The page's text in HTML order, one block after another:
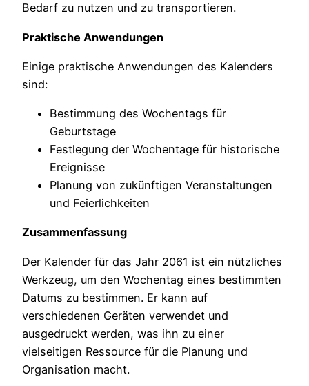
Bedarf zu nutzen und zu transportieren.
Praktische Anwendungen
Einige praktische Anwendungen des Kalenders
sind:
Bestimmung des Wochentags für
Geburtstage
Festlegung der Wochentage für historische
Ereignisse
Planung von zukünftigen Veranstaltungen
und Feierlichkeiten
Zusammenfassung
Der Kalender für das Jahr 2061 ist ein nützliches
Werkzeug, um den Wochentag eines bestimmten
Datums zu bestimmen. Er kann auf
verschiedenen Geräten verwendet und
ausgedruckt werden, was ihn zu einer
vielseitigen Ressource für die Planung und
Organisation macht.